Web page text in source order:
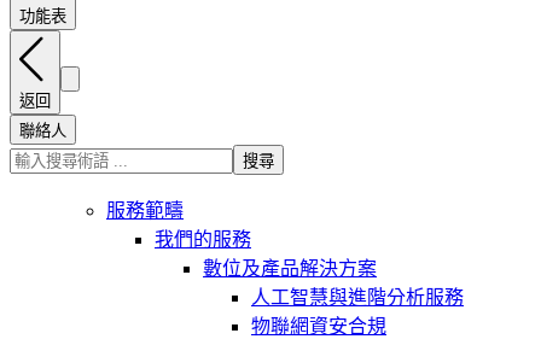
功能表
返回
聯絡人
搜尋
服務範疇
我們的服務
數位及產品解決方案
人工智慧與進階分析服務
物聯網資安合規